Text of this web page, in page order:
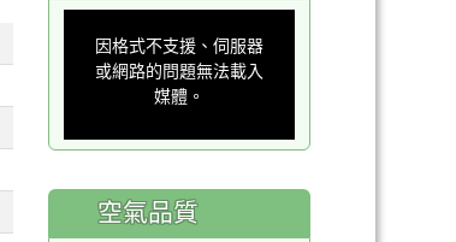
modal
window.
因格式不支援、伺服器
或網路的問題無法載入
媒體。
空氣品質